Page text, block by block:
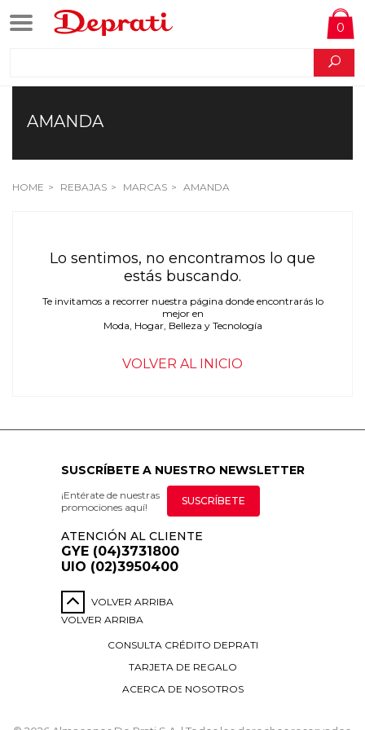
0
AMANDA
HOME REBAJAS MARCAS AMANDA
Lo sentimos, no encontramos lo que
estás buscando.
Te invitamos a recorrer nuestra página donde encontrarás lo
mejor en
Moda, Hogar, Belleza y Tecnología
VOLVER AL INICIO
SUSCRÍBETE A NUESTRO NEWSLETTER
¡Entérate de nuestras
promociones aquí!
SUSCRÍBETE
ATENCIÓN AL CLIENTE
GYE (04)3731800
UIO (02)3950400
VOLVER ARRIBA
VOLVER ARRIBA
CONSULTA CRÉDITO DEPRATI
TARJETA DE REGALO
ACERCA DE NOSOTROS